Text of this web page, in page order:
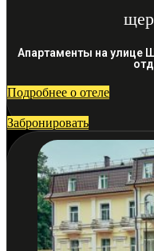
Апартаменты на улице
Подробнее о отеле
Забронировать